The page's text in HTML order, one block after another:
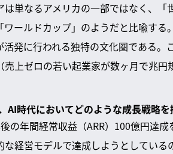
は単なるアメリカの一部ではなく、
ワールドカップ」のようだと比喩す
活発に行われる独特の文化圏である
売上ゼロの若い起業家が数ヶ月で兆
AI時代においてどのような成長戦略を
の年間経常収益（ARR）100億円達
な経営モデルで達成しようとしてい